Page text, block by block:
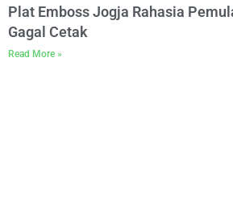
Plat Emboss Jogja Rahasia
Gagal Cetak
Read More »